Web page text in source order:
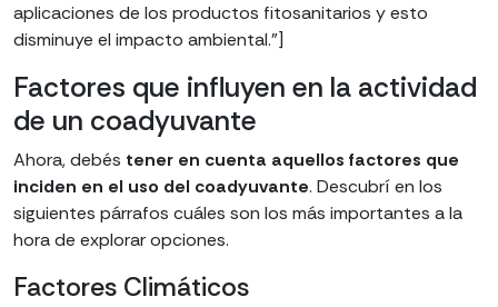
aplicaciones de los productos fitosanitarios y esto
disminuye el impacto ambiental.”]
Factores que influyen en la actividad
de un coadyuvante
Ahora, debés tener en cuenta aquellos factores que
inciden en el uso del coadyuvante. Descubrí en los
siguientes párrafos cuáles son los más importantes a la
hora de explorar opciones.
Factores Climáticos